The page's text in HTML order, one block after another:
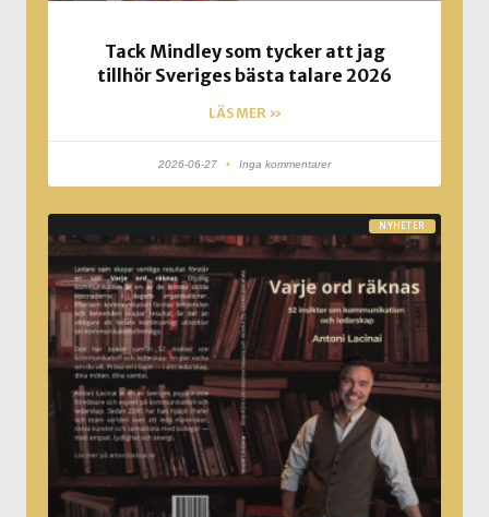
Tack Mindley som tycker att jag
tillhör Sveriges bästa talare 2026
LÄS MER »
2026-06-27 Inga kommentarer
NYHETER